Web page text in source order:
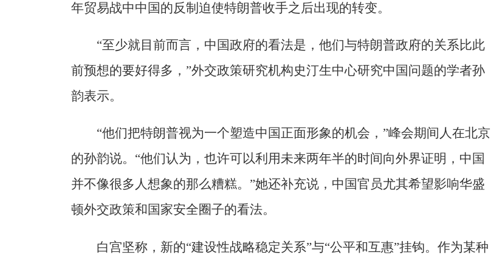
年贸易战中中国的反制迫使特朗普收手之后出现的转变。
“至少就目前而言，中国政府的看法是，他们与特朗普政府的关系比此
前预想的要好得多，”外交政策研究机构史汀生中心研究中国问题的学者孙
韵表示。
“他们把特朗普视为一个塑造中国正面形象的机会，”峰会期间人在北京
的孙韵说。“他们认为，也许可以利用未来两年半的时间向外界证明，中国
并不像很多人想象的那么糟糕。”她还补充说，中国官员尤其希望影响华盛
顿外交政策和国家安全圈子的看法。
白宫坚称，新的“建设性战略稳定关系”与“公平和互惠”挂钩。作为某种